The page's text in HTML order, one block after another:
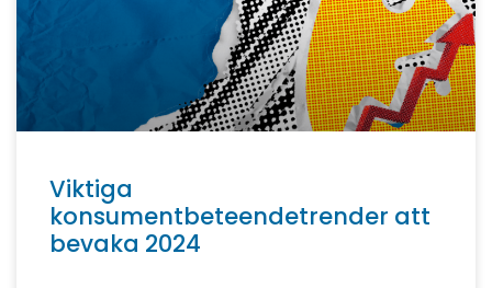
Viktiga
konsumentbeteendetrender att
bevaka 2024